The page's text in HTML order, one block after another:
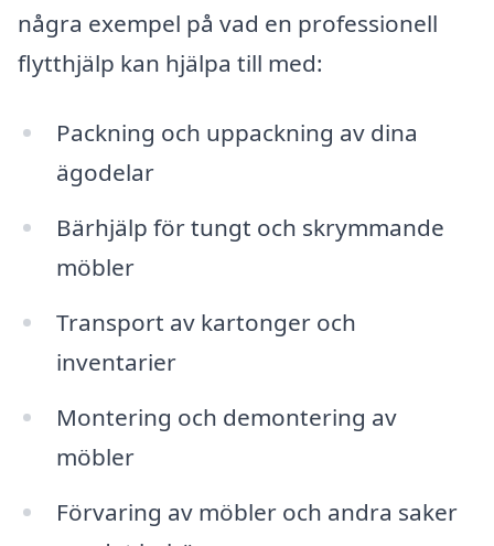
några exempel på vad en professionell
flytthjälp kan hjälpa till med:
Packning och uppackning av dina
ägodelar
Bärhjälp för tungt och skrymmande
möbler
Transport av kartonger och
inventarier
Montering och demontering av
möbler
Förvaring av möbler och andra saker